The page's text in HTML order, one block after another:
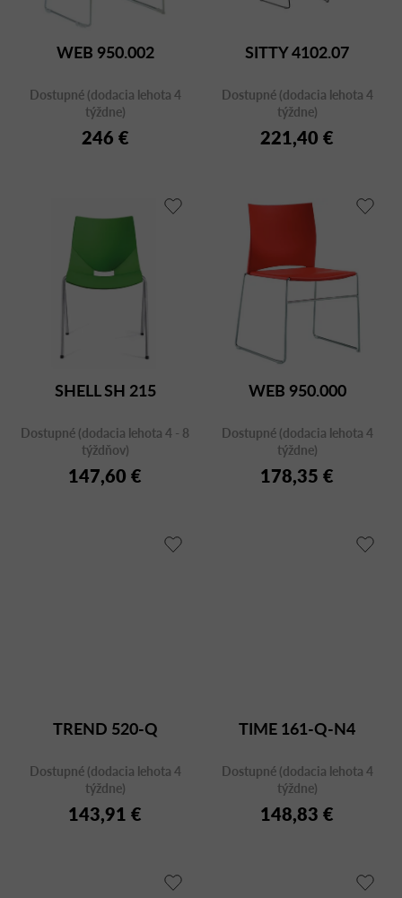
WEB 950.002
Dostupné (dodacia lehota 4
týždne)
246 €
SITTY 4102.07
Dostupné (dodacia lehota 4
týždne)
221,40 €
SHELL SH 215
Dostupné (dodacia lehota 4 - 8
týždňov)
147,60 €
WEB 950.000
Dostupné (dodacia lehota 4
týždne)
178,35 €
TREND 520-Q
Dostupné (dodacia lehota 4
týždne)
143,91 €
TIME 161-Q-N4
Dostupné (dodacia lehota 4
týždne)
148,83 €